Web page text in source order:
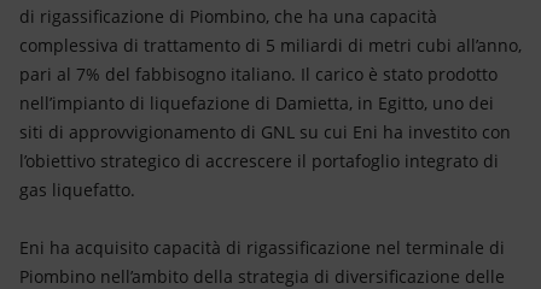
Innovazione
Scenari energetici
di rigassificazione di Piombino, che ha una capacità
complessiva di trattamento di 5 miliardi di metri cubi all’anno,
pari al 7% del fabbisogno italiano. Il carico è stato prodotto
nell’impianto di liquefazione di Damietta, in Egitto, uno dei
siti di approvvigionamento di GNL su cui Eni ha investito con
l’obiettivo strategico di accrescere il portafoglio integrato di
gas liquefatto.
Eni ha acquisito capacità di rigassificazione nel terminale di
Piombino nell’ambito della strategia di diversificazione delle